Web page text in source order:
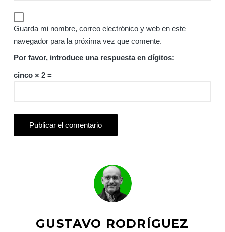
Guarda mi nombre, correo electrónico y web en este
navegador para la próxima vez que comente.
Por favor, introduce una respuesta en dígitos:
cinco × 2 =
GUSTAVO RODRÍGUEZ